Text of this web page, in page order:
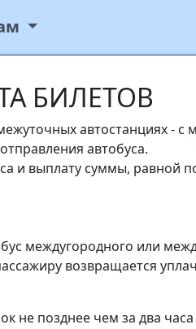
БИЛЕТОВ
автостанциях - с
автобуса.
и выплату суммы, равной
междугородного или
возвращается
не позднее чем за два